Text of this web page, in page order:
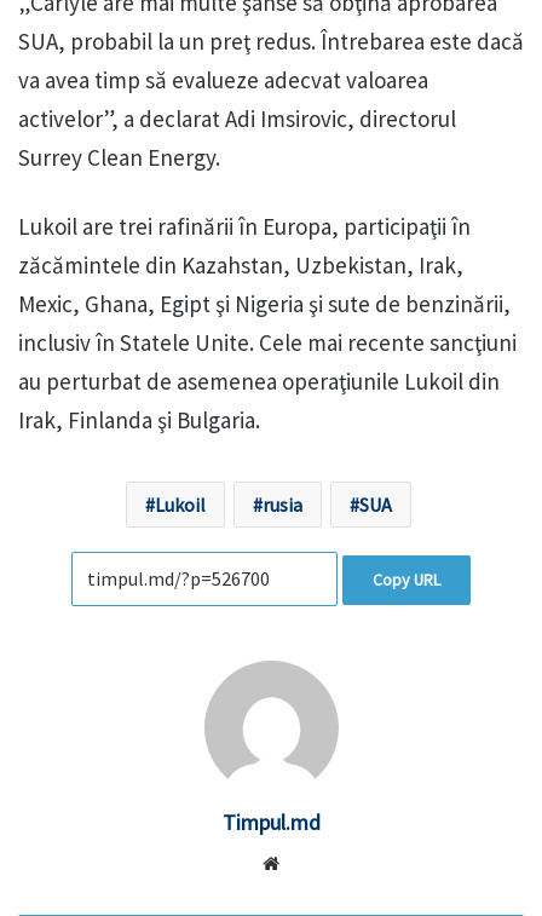
SUA, probabil la un preţ redus. Întrebarea este dacă
va avea timp să evalueze adecvat valoarea
activelor”, a declarat Adi Imsirovic, directorul
Surrey Clean Energy.
Lukoil are trei rafinării în Europa, participaţii în
zăcămintele din Kazahstan, Uzbekistan, Irak,
Mexic, Ghana, Egipt şi Nigeria şi sute de benzinării,
inclusiv în Statele Unite. Cele mai recente sancţiuni
au perturbat de asemenea operaţiunile Lukoil din
Irak, Finlanda şi Bulgaria.
Lukoil rusia SUA
Copy URL
Timpul.md